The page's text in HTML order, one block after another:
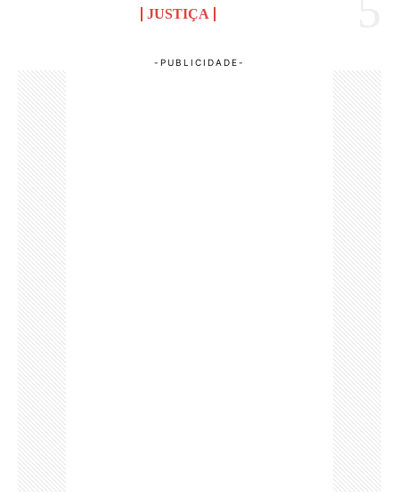
JUSTIÇA